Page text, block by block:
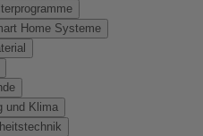
Home Systeme
und Klima